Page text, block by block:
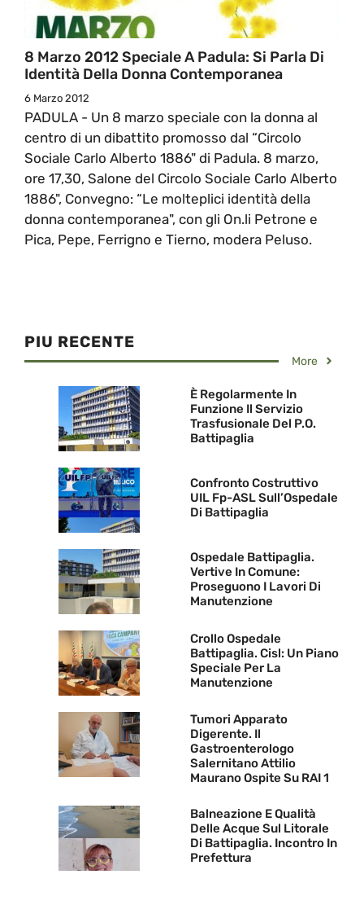
8 Marzo 2012 Speciale A Padula: Si Parla Di
Identità Della Donna Contemporanea
6 Marzo 2012
PADULA - Un 8 marzo speciale con la donna al
centro di un dibattito promosso dal “Circolo
Sociale Carlo Alberto 1886" di Padula. 8 marzo,
ore 17,30, Salone del Circolo Sociale Carlo Alberto
1886", Convegno: “Le molteplici identità della
donna contemporanea", con gli On.li Petrone e
Pica, Pepe, Ferrigno e Tierno, modera Peluso.
PIU RECENTE
More
È Regolarmente In
Funzione Il Servizio
Trasfusionale Del P.O.
Battipaglia
Confronto Costruttivo
UIL Fp-ASL Sull’Ospedale
Di Battipaglia
Ospedale Battipaglia.
Vertive In Comune:
Proseguono I Lavori Di
Manutenzione
Crollo Ospedale
Battipaglia. Cisl: Un Piano
Speciale Per La
Manutenzione
Tumori Apparato
Digerente. Il
Gastroenterologo
Salernitano Attilio
Maurano Ospite Su RAI 1
Balneazione E Qualità
Delle Acque Sul Litorale
Di Battipaglia. Incontro In
Prefettura